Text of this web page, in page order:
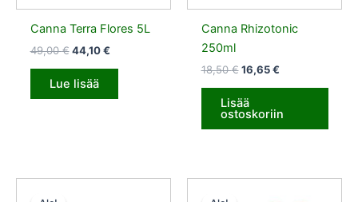
Canna Terra Flores 5L
49,00€ 44,10€
Lue lisää
Canna Rhizotonic
250ml
18,50€ 16,65€
Lisää
ostoskoriin